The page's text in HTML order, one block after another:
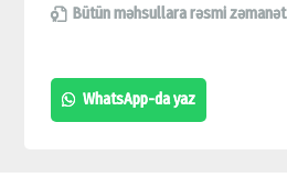
32-
5M-
N/1080Р
Bütün məhsullara rəsmi zəmanət
WhatsApp-da yaz